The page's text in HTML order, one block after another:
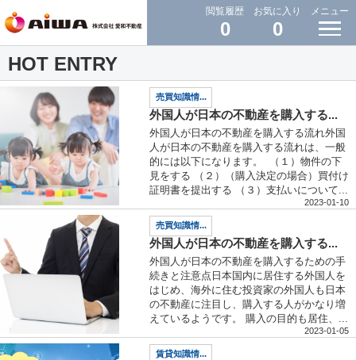
閲覧履歴
0
お気に入り
0
メニュー
HOT ENTRY
売買知識情...
外国人が日本の不動産を購入する...
外国人が日本の不動産を購入する流れ外国
人が日本の不動産を購入する流れは、一般
的には以下になります。 （１）物件の下
見をする （２）（購入決定の場合）買付け
証明書を提出する （３）支払いについて...
2023-01-10
売買知識情...
外国人が日本の不動産を購入する...
外国人が日本の不動産を購入するための手
続きと注意点日本国内に居住する外国人を
はじめ、海外に住む投資家の外国人も日本
の不動産に注目し、購入する人がかなり増
えているようです。 購入の目的も居住、...
2023-01-05
賃貸知識情...